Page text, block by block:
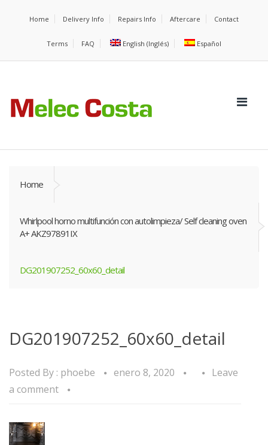
Home Delivery Info Repairs Info Aftercare Contact
Terms FAQ English (Inglés) Español
Home
Whirlpool horno multifunción con autolimpieza/ Self cleaning oven
A+ AKZ97891IX
DG201907252_60x60_detail
DG201907252_60x60_detail
Posted By : phoebe enero 8, 2020
Leave
a comment